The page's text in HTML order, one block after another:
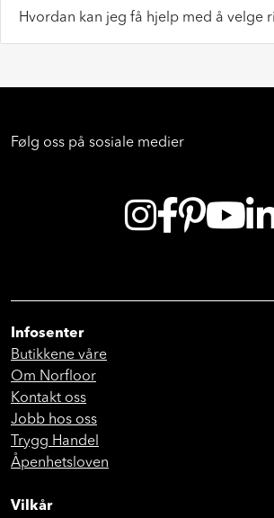
Hvordan kan jeg få hjelp med å velge
Følg oss på sosiale medier
Infosenter
Butikkene våre
Om Norfloor
Kontakt oss
Jobb hos oss
Trygg Handel
Åpenhetsloven
Vilkår